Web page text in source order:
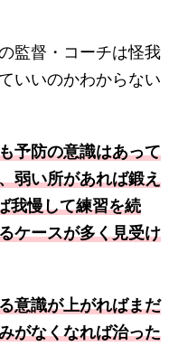
監督・コーチは怪我
いいのかわからない
予防の意識はあって
弱い所があれば鍛え
我慢して練習を続
ケースが多く見受け
意識が上がればまだ
がなくなれば治った